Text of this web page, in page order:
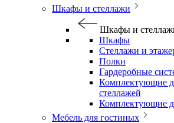
Шкафы и стеллажи
Шкафы и
Шкафы
Стеллажи и
Полки
Гардеробные
Комплектующие
стеллажей
Комплектующие
Мебель для гостиных